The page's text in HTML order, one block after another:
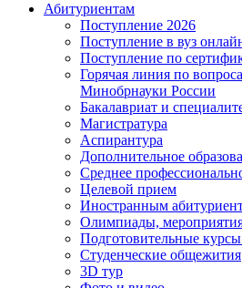
Абитуриентам
Поступление 2026
Поступление в вуз
Поступление по
Горячая линия по
Минобрнауки России
Бакалавриат и
Магистратура
Аспирантура
Дополнительное
Среднее
Целевой прием
Иностранным
Олимпиады,
Подготовительные
Студенческие общежития
3D тур